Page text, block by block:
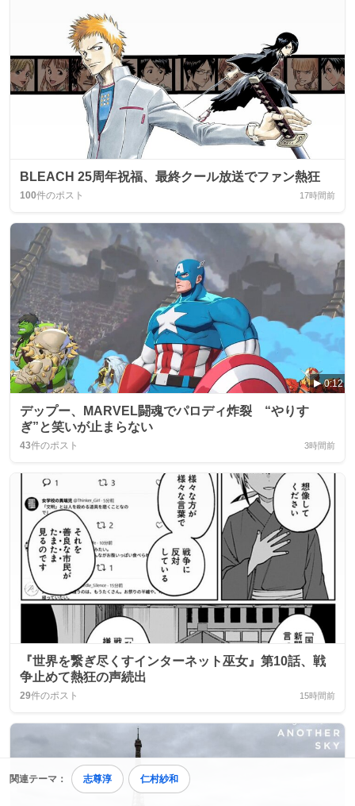
関連テーマ： 志尊淳 仁村紗和
BLEACH 25周年祝福、最終クール放送でファン熱狂
100件のポスト 17時間前
0:12
デップー、MARVEL闘魂でパロディ炸裂 “やりす
ぎ”と笑いが止まらない
43件のポスト 3時間前
『世界を繋ぎ尽くすインターネット巫女』第10話、戦
争止めて熱狂の声続出
29件のポスト 15時間前